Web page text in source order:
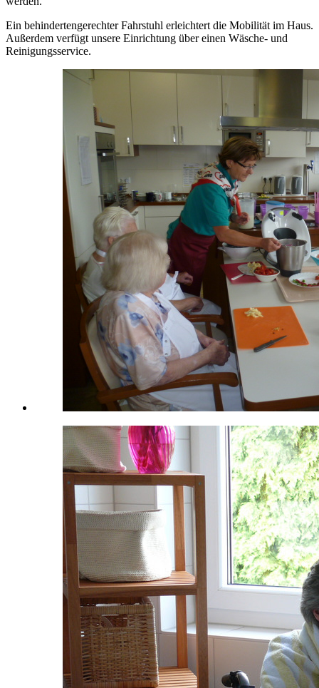
Ein behindertengerechter Fahrstuhl erleichtert die Mobilität im Haus.
Außerdem verfügt unsere Einrichtung über einen Wäsche- und
Reinigungsservice.